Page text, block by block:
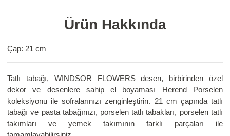
Ürün Hakkında
Çap: 21 cm
Tatlı tabağı, WINDSOR FLOWERS desen, birbirinden özel
dekor ve desenlere sahip el boyaması Herend Porselen
koleksiyonu ile sofralarınızı zenginleştirin. 21 cm çapında tatlı
tabağı ve pasta tabağınızı, porselen tatlı tabakları, porselen tatlı
takımları ve yemek takımının farklı parçaları ile